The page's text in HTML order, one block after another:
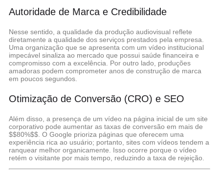
Autoridade de Marca e Credibilidade
Nesse sentido, a qualidade da produção audiovisual reflete
diretamente a qualidade dos serviços prestados pela empresa.
Uma organização que se apresenta com um vídeo institucional
impecável sinaliza ao mercado que possui saúde financeira e
compromisso com a excelência. Por outro lado, produções
amadoras podem comprometer anos de construção de marca
em poucos segundos.
Otimização de Conversão (CRO) e SEO
Além disso, a presença de um vídeo na página inicial de um site
corporativo pode aumentar as taxas de conversão em mais de
$$80%$$. O Google prioriza páginas que oferecem uma
experiência rica ao usuário; portanto, sites com vídeos tendem a
ranquear melhor organicamente. Isso ocorre porque o vídeo
retém o visitante por mais tempo, reduzindo a taxa de rejeição.